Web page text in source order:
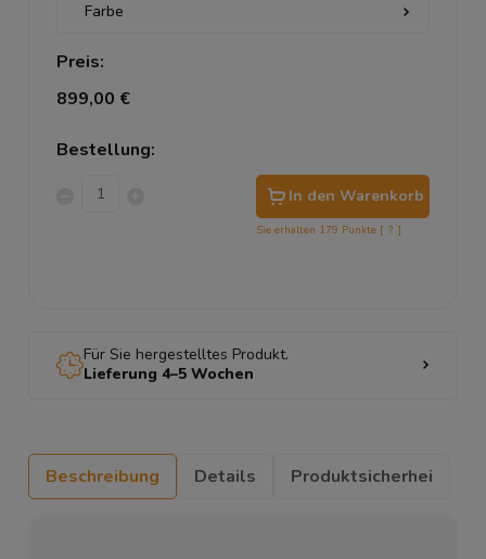
Preis:
899,00 €
Bestellung:
In den Warenkorb
Sie erhalten 179 Punkte [ ? ]
Für Sie hergestelltes Produkt.
Lieferung 4–5 Wochen
Beschreibung Details Produktsicherhei